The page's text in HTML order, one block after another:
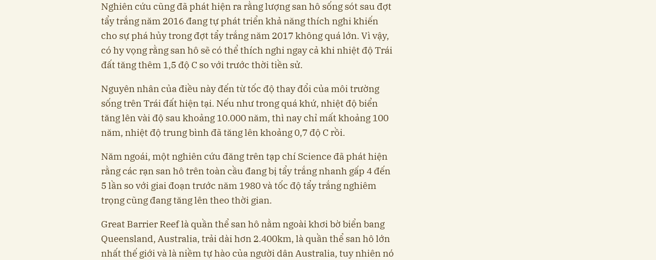
Nghiên cứu cũng đã phát hiện ra rằng lượng san hô sống sót sau đợt
tẩy trắng năm 2016 đang tự phát triển khả năng thích nghi khiến
cho sự phá hủy trong đợt tẩy trắng năm 2017 không quá lớn. Vì vậy,
có hy vọng rằng san hô sẽ có thể thích nghi ngay cả khi nhiệt độ Trái
đất tăng thêm 1,5 độ C so với trước thời tiền sử.
Nguyên nhân của điều này đến từ tốc độ thay đổi của môi trường
sống trên Trái đất hiện tại. Nếu như trong quá khứ, nhiệt độ biển
tăng lên vài độ sau khoảng 10.000 năm, thì nay chỉ mất khoảng 100
năm, nhiệt độ trung bình đã tăng lên khoảng 0,7 độ C rồi.
Năm ngoái, một nghiên cứu đăng trên tạp chí Science đã phát hiện
rằng các rạn san hô trên toàn cầu đang bị tẩy trắng nhanh gấp 4 đến
5 lần so với giai đoạn trước năm 1980 và tốc độ tẩy trắng nghiêm
trọng cũng đang tăng lên theo thời gian.
Great Barrier Reef là quần thể san hô nằm ngoài khơi bờ biển bang
Queensland, Australia, trải dài hơn 2.400km, là quần thể san hô lớn
nhất thế giới và là niềm tự hào của người dân Australia, tuy nhiên nó